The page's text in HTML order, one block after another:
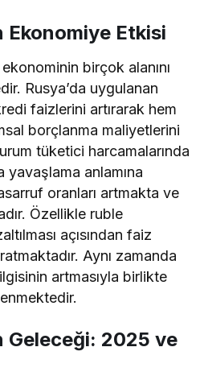
Ekonomiye Etkisi
ekonominin birçok alanını
Rusya’da uygulanan
faizlerini artırarak hem
borçlanma maliyetlerini
tüketici harcamalarında
yavaşlama anlamına
oranları artmakta ve
Özellikle ruble
açısından faiz
Aynı zamanda
ilgisinin artmasıyla birlikte
Geleceği: 2025 ve